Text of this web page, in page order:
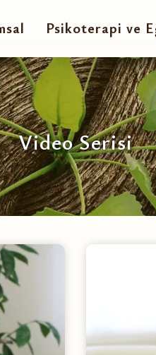
Psikoterapi ve
Video Serisi